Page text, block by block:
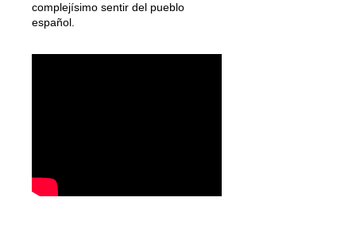
complejísimo sentir del pueblo
español.